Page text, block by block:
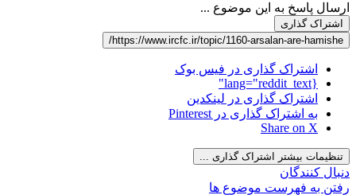
ارسال پاسخ به این موضوع ...
اشتراک گذاری
https://www.ircfc.ir/topic/1160-arsalan-are-hamishe/
اشتراک گذاری در فیس بوک
{lang="reddit_text"
اشتراک گذاری در لینکدین
به اشتراک گذاری در Pinterest
Share on X
تنظیمات بیشتر اشتراک گذاری ...
دنبال کنندگان
رفتن به فهرست موضوع ها